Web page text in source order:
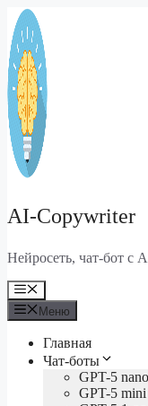
Перейти
содержимому
AI-Copywriter
Нейросеть, чат-бот с
Меню
Меню
Главная
Чат-боты
GPT-5
GPT-5 mini